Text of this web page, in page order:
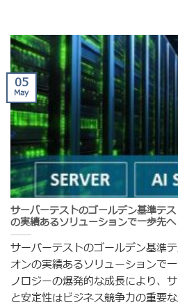
サーバーテストのゴールデン基準テ
の実績あるソリューションで一歩先へ
サーバーテストのゴールデン基準
オンの実績あるソリューションで
ノロジーの爆発的な成長により、
と安定性はビジネス競争力の重要
05
May